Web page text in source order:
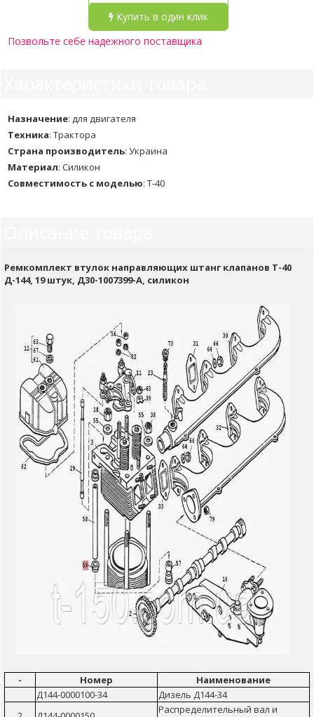
Купить в один клик
Позвольте себе надежного поставщика
Назначение: для двигателя
Техника: Трактора
Страна производитель: Украина
Материал: Силикон
Совместимость с моделью: Т-40
Ремкомплект втулок направляющих штанг клапанов Т-40
Д-144, 19 штук, Д30-1007399-А, силикон
- Номер
Наименование
Д144-0000100-34
Дизель Д144-34
Распределительный вал и